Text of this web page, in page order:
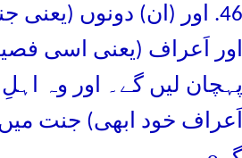
46. اور (ان) دونوں
اور اَعراف (یعنی اسی
پہچان لیں گے۔ اور وہ
اَعراف خود ابھی) جنت